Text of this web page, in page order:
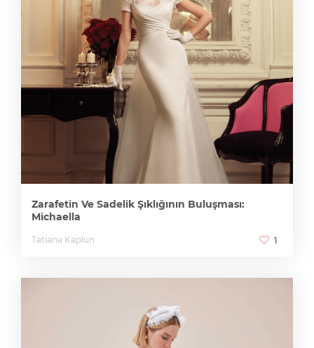
Zarafetin Ve Sadelik Şıklığının Buluşması:
Michaella
Tatiana Kaplun 1